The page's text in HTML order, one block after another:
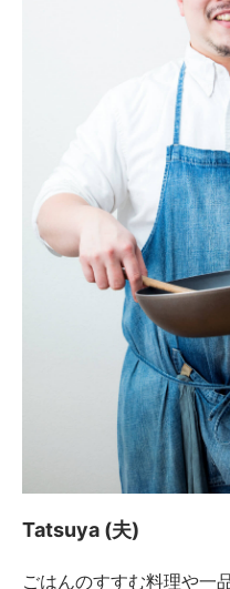
Tatsuya (夫)
ごはんのすすむ料理や一